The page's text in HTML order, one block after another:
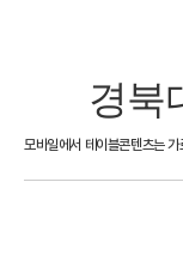
경북